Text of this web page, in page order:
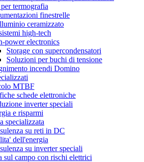
termografia
finestrelle
ceramizzato
high-tech
power electronics
Storage con supercondensatori
Soluzioni per buchi di tensione
incendi Domino
MTBF
schede elettroniche
inverter speciali
e risparmi
specializzata
su reti in DC
dell'energia
su inverter speciali
sul campo con rischi elettrici